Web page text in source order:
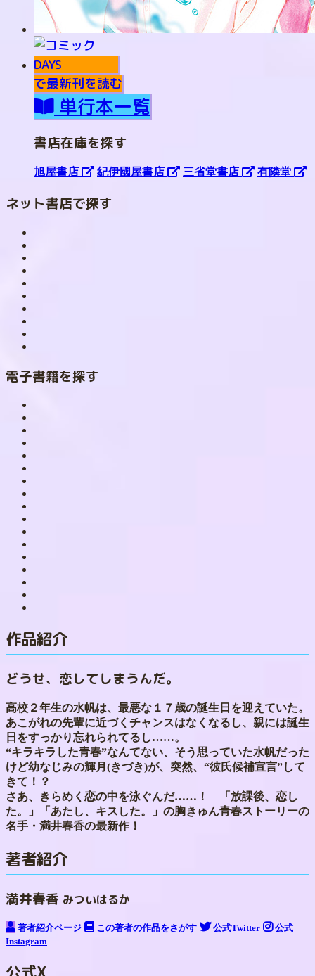
で最新刊を読む
単行本一覧
書店在庫を探す
旭屋書店 紀伊國屋書店 三省堂書店 有隣堂
ネット書店で探す
電子書籍を探す
作品紹介
どうせ、恋してしまうんだ。
高校２年生の水帆は、最悪な１７歳の誕生日を迎えていた。
あこがれの先輩に近づくチャンスはなくなるし、親には誕生
日をすっかり忘れられてるし……。
“キラキラした青春”なんてない、そう思っていた水帆だった
けど幼なじみの輝月(きづき)が、突然、“彼氏候補宣言”して
きて！？
さあ、きらめく恋の中を泳ぐんだ……！ 「放課後、恋し
た。」「あたし、キスした。」の胸きゅん青春ストーリーの
名手・満井春香の最新作！
著者紹介
満井春香 みついはるか
著者紹介ページ この著者の作品をさがす 公式Twitter
公式
Instagram